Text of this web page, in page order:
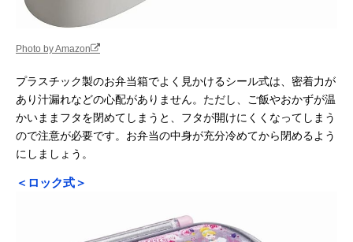
Photo by Amazon
プラスチック製のお弁当箱でよく見かけるシール式は、密着力が
あり汁漏れなどの心配がありません。ただし、ご飯やおかずが温
かいままフタを閉めてしまうと、フタが開けにくくなってしまう
ので注意が必要です。お弁当の中身が充分冷めてから閉めるよう
にしましょう。
＜ロック式＞